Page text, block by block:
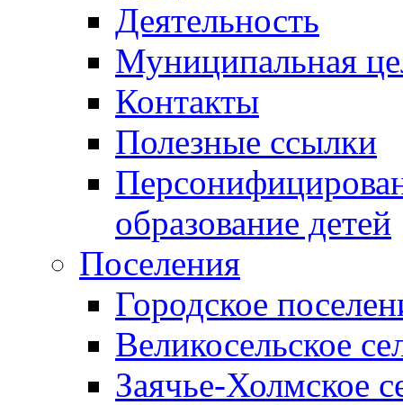
Деятельность
Муниципальная
Контакты
Полезные ссылки
образование детей
Поселения
Городское
Великосельское
Заячье-Холмское